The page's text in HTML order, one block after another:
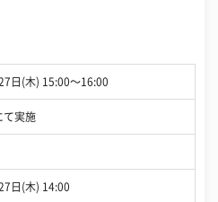
日(木) 15:00〜16:00
て実施
日(木) 14:00